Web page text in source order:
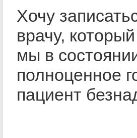
Хочу
врачу,
мы в
полноценное
пациент